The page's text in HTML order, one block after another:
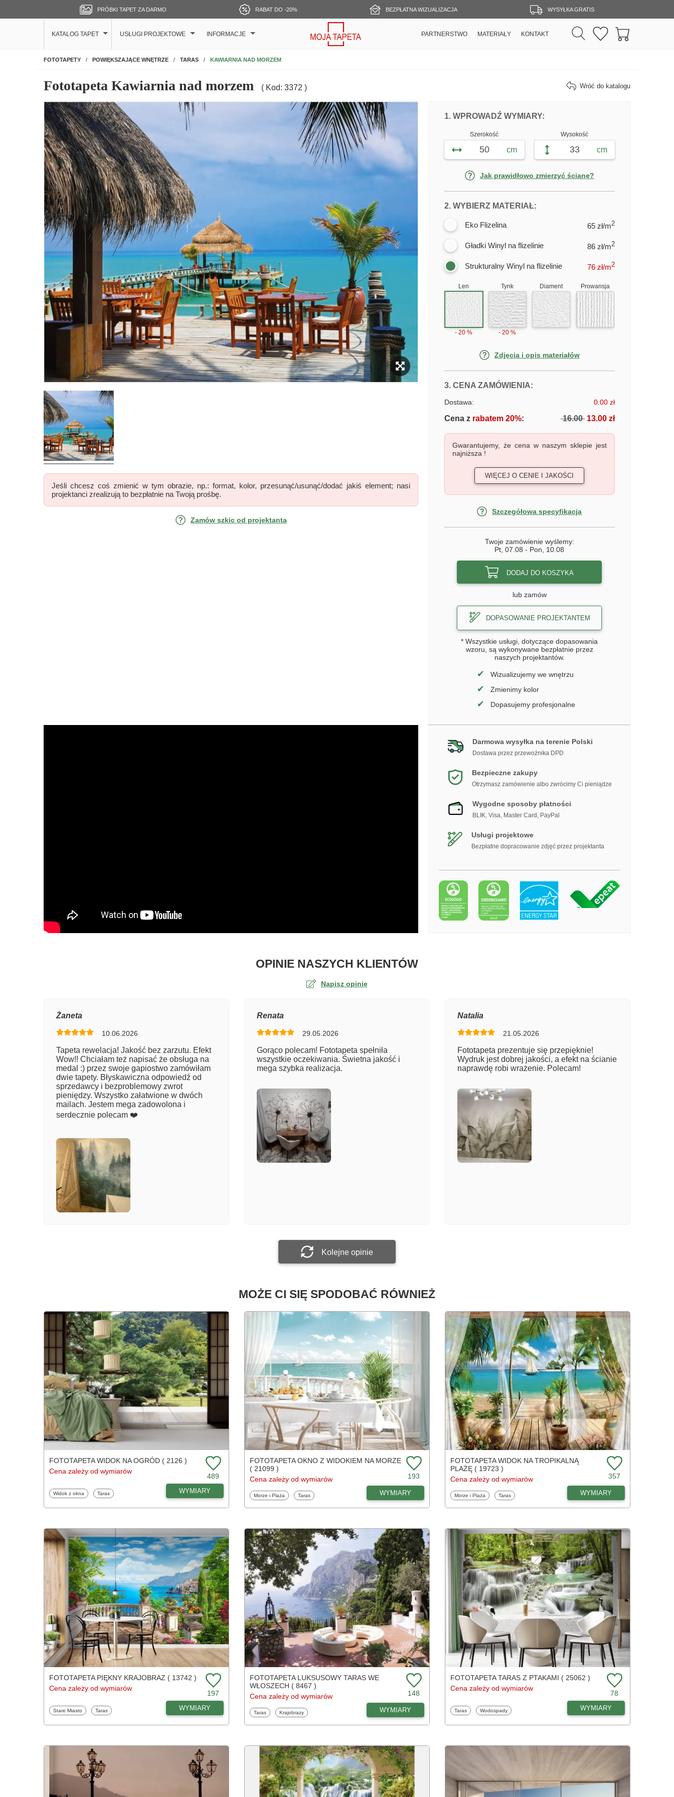
PRÓBKI TAPET ZA DARMO RABAT DO -20% BEZPŁATNA WIZUALIZACJA WYSYŁKA GRATIS
KATALOG TAPET USŁUGI PROJEKTOWE INFORMACJE PARTNERSTWO MATERIAŁY KONTAKT
FOTOTAPETYNA ŚCIANĘ
POWIĘKSZAJĄCE WNĘTRZE TARAS KAWIARNIA NAD MORZEM
Fototapeta Kawiarnia nad morzem ( Kod: 3372 ) Wróć do katalogu
Jeśli chcesz coś zmienić w tym obrazie, np.: format, kolor, przesunąć/usunąć/dodać jakiś element; nasi
projektanci zrealizują to bezpłatnie na Twoją prośbę.
Zamów szkic od projektanta
DOPASUJ FOTOTAPETĘ KAWIARNIA
1. WPROWADŹ WYMIARY:FOTOTAPETY KAWIARNIA NAD
Szerokość
cm
Wysokość
cm
Jak prawidłowo zmierzyć ścianę?
2. WYBIERZ MATERIAŁ:DLA FOTOTAPETY KAWIARNIA
Eko Flizelina 65 zł/m2
Gładki Winyl na flizelinie 86 zł/m2
Strukturalny Winyl na flizelinie 76zł/m2
Len
- 20 %
Tynk
- 20 %
Diament Prowansja
Zdjęcia i opis materiałów
3. CENA ZAMÓWIENIA:FOTOTAPETY KAWIARNIA NAD
Dostawa: 0.00 zł
Cena zrabatem 20%: 16.0013.00 zł
Gwarantujemy, że cena w naszym sklepie jest
najniższa !
WIĘCEJ O CENIE I JAKOŚCI
Szczegółowa specyfikacja
Twoje zamówienie wyślemy:
Pt, 07.08 - Pon, 10.08
DODAJ DO KOSZYKA
lub zamów
DOPASOWANIE PROJEKTANTEM
* Wszystkie usługi, dotyczące dopasowania
wzoru, są wykonywane bezpłatnie przez
naszych projektantów.
✔ Wizualizujemy we wnętrzu
✔ Zmienimy kolor
✔ Dopasujemy profesjonalne
Darmowa wysyłka na terenie Polski
Dostawa przez przewoźnika DPD
Bezpieczne zakupy
Otrzymasz zamówienie albo zwrócimy Ci pieniądze
Wygodne sposoby płatności
BLIK, Visa, Master Card, PayPal
Usługi projektowe
Bezpłatne dopracowanie zdjęć przez projektanta
OPINIE NASZYCH KLIENTÓWO TAPECIE KAWIARNIA NAD MORZEM
Napisz opinię
Numer zamówienia
Załącz zdjęcie
Żaneta
10.06.2026
Tapeta rewelacja! Jakość bez zarzutu. Efekt
Wow!! Chciałam też napisać że obsługa na
medal :) przez swoje gapiostwo zamówiłam
dwie tapety. Błyskawiczna odpowiedź od
sprzedawcy i bezproblemowy zwrot
pieniędzy. Wszystko załatwione w dwóch
mailach. Jestem mega zadowolona i
serdecznie polecam ❤️
Renata
29.05.2026
Gorąco polecam! Fototapeta spełniła
wszystkie oczekiwania. Świetna jakość i
mega szybka realizacja.
Natalia
21.05.2026
Fototapeta prezentuje się przepięknie!
Wydruk jest dobrej jakości, a efekt na ścianie
naprawdę robi wrażenie. Polecam!
Kolejne opinie
MOŻE CI SIĘ SPODOBAĆ RÓWNIEŻ
FOTOTAPETA WIDOK NA OGRÓD ( 2126 )
Cena zależy od wymiarów
489
Fototapety
Widok z okna Fototapety
Taras WYMIARY
FOTOTAPETA OKNO Z WIDOKIEM NA MORZE
( 21099 )
Cena zależy od wymiarów
193
Fototapety
Morze i Plaża Fototapety
Taras WYMIARY
FOTOTAPETA WIDOK NA TROPIKALNĄ
PLAŻĘ ( 19723 )
Cena zależy od wymiarów
357
Fototapety
Morze i Plaża Fototapety
Taras WYMIARY
FOTOTAPETA PIĘKNY KRAJOBRAZ ( 13742 )
Cena zależy od wymiarów
197
Fototapety
Stare Miasto Fototapety
Taras WYMIARY
FOTOTAPETA LUKSUSOWY TARAS WE
WŁOSZECH ( 8467 )
Cena zależy od wymiarów
148
Fototapety
Taras Fototapety
Krajobrazy WYMIARY
FOTOTAPETA TARAS Z PTAKAMI ( 25062 )
Cena zależy od wymiarów
78
Fototapety
Taras Fototapety
Wodospady WYMIARY